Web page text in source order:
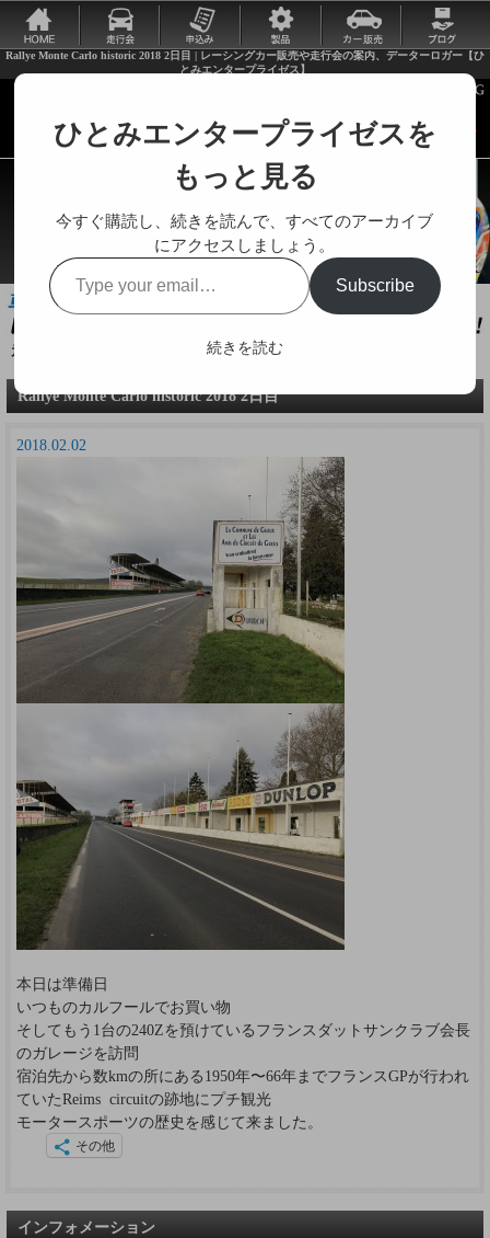
Rallye Monte Carlo historic 2018 2日目 | レーシングカー販売や走行会の案内、データーロガー【ひ
とみエンタープライゼス】
走行会やレーシングカーに関する様々な情報をお届けします。
Rallye Monte Carlo historic 2018 2日目
2018.02.02
本日は準備日
いつものカルフールでお買い物
そしてもう1台の240Zを預けているフランスダットサンクラブ会長
のガレージを訪問
宿泊先から数kmの所にある1950年〜66年までフランスGPが行われ
ていたReims circuitの跡地にプチ観光
モータースポーツの歴史を感じて来ました。
その他
インフォメーション
ひとみエンタープライゼスを
もっと見る
今すぐ購読し、続きを読んで、すべてのアーカイブ
にアクセスしましょう。
Type
your
email…
Subscribe
続きを読む